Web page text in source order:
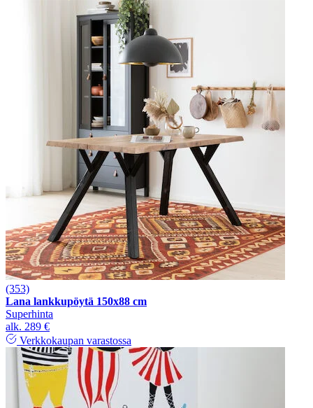
(353)
Lana lankkupöytä 150x88 cm
Superhinta
alk. 289 €
Verkkokaupan varastossa